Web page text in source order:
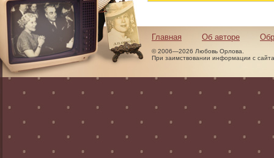
Главная Об авторе
© 2006—2026 Любовь Орлова.
При заимствовании информации с